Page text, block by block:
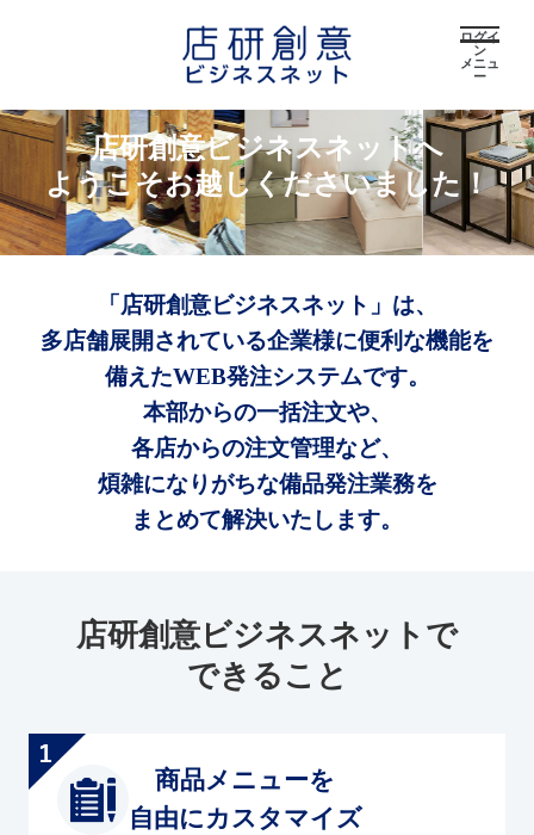
ログイ
ン
メニュ
ー
店研創意ビジネスネットへ
ようこそお越しくださいました！
「店研創意ビジネスネット」は、
多店舗展開されている企業様に便利な機能を
備えたWEB発注システムです。
本部からの一括注文や、
各店からの注文管理など、
煩雑になりがちな備品発注業務を
まとめて解決いたします。
店研創意ビジネスネットで
できること
商品メニューを
自由にカスタマイズ